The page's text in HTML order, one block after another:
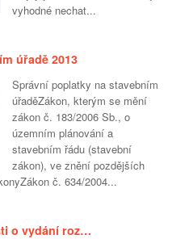
vyhodné nechat...
úřadě 2013
Správní poplatky na stavebním
úřaděZákon, kterým se mění
zákon č. 183/2006 Sb., o
územním plánování a
stavebním řádu (stavební
zákon), ve znění pozdějších
č. 634/2004...
o vydání roz…